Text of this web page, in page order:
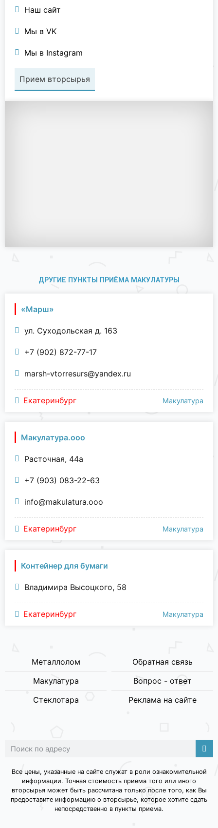
Наш сайт
Мы в VK
Мы в Instagram
Прием вторсырья
ДРУГИЕ ПУНКТЫ ПРИЁМА МАКУЛАТУРЫ
«Марш»
ул. Суходольская д. 163
+7 (902) 872-77-17
marsh-vtorresurs@yandex.ru
Екатеринбург Макулатура
Макулатура.ооо
Расточная, 44а
+7 (903) 083-22-63
info@makulatura.ooo
Екатеринбург Макулатура
Контейнер для бумаги
Владимира Высоцкого, 58
Екатеринбург Макулатура
Металлолом
Макулатура
Стеклотара
Обратная связь
Вопрос - ответ
Реклама на сайте
Все цены, указанные на сайте служат в роли ознакомительной
информации. Точная стоимость приема того или иного
вторсырья может быть рассчитана только после того, как Вы
предоставите информацию о вторсырье, которое хотите сдать
непосредственно в пункты приема.